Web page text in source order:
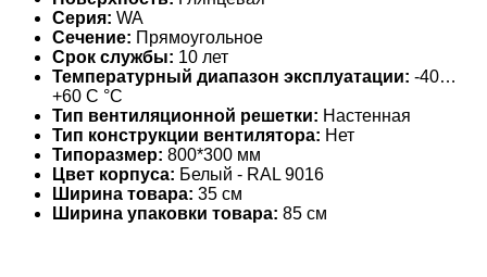
Серия: WA
Сечение: Прямоугольное
Срок службы: 10 лет
Температурный диапазон эксплуатации: -40…
+60 С °С
Тип вентиляционной решетки: Настенная
Тип конструкции вентилятора: Нет
Типоразмер: 800*300 мм
Цвет корпуса: Белый - RAL 9016
Ширина товара: 35 см
Ширина упаковки товара: 85 см